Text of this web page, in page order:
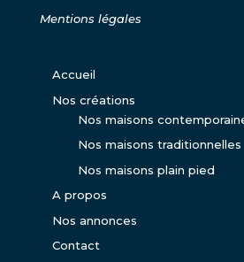
Mentions légales
Accueil
Nos créations
Nos maisons
Nos maisons traditionnelles
Nos maisons plain pied
A propos
Nos annonces
Contact